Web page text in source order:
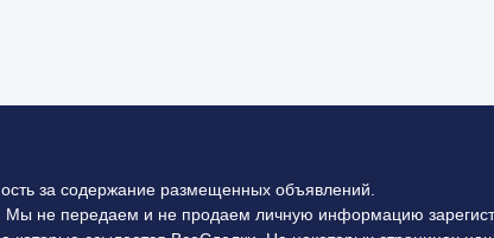
за содержание размещенных объявлений.
не передаем и не продаем личную информацию